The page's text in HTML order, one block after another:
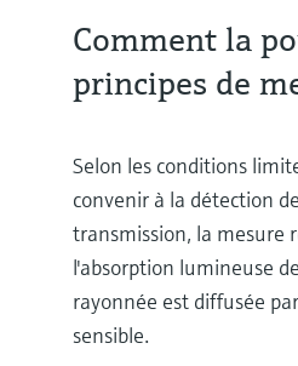
Comment la
principes de
Selon les conditions
convenir à la détection
transmission, la mesure
l'absorption lumineuse
rayonnée est diffusée
sensible.